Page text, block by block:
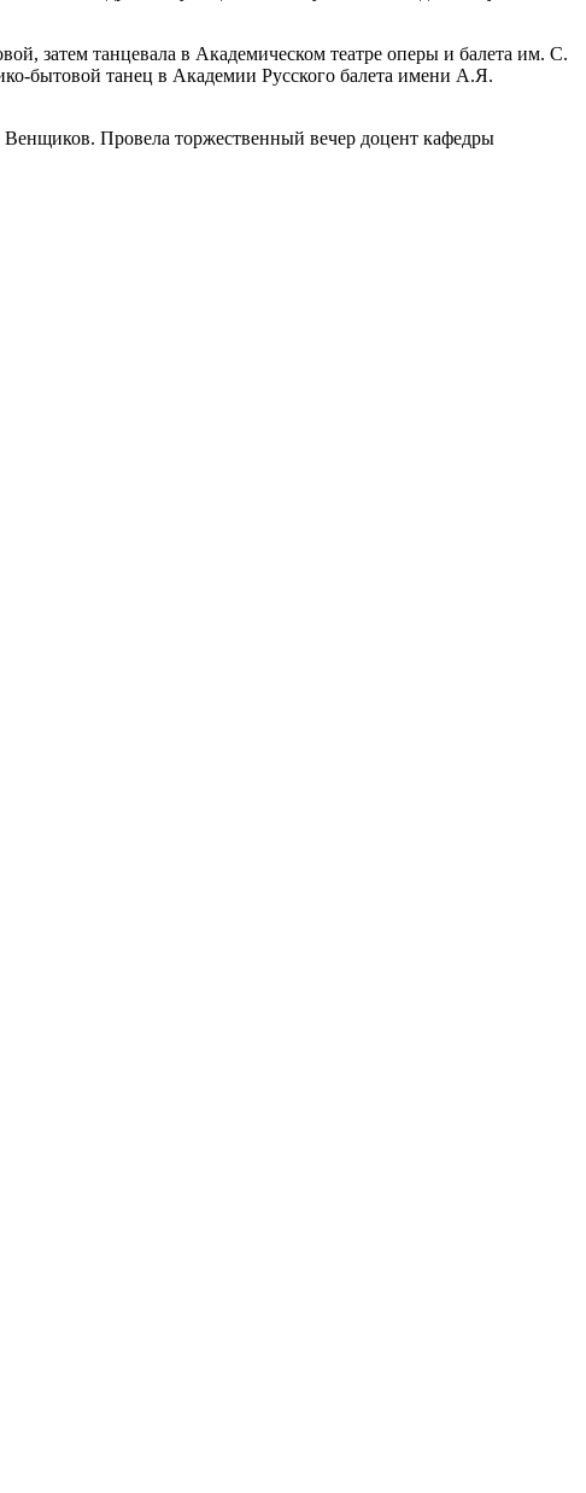
затем танцевала в Академическом театре оперы и балета им. С.
бытовой танец в Академии Русского балета имени А.Я.
Провела торжественный вечер доцент кафедры